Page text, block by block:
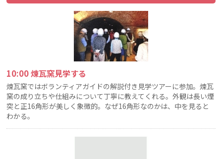
10:00 煉瓦窯見学する
煉瓦窯ではボランティアガイドの解説付き見学ツアーに参加。煉瓦
窯の成り立ちや仕組みについて丁寧に教えてくれる。外観は長い煙
突と正16角形が美しく象徴的。なぜ16角形なのかは、中を見ると
わかる。